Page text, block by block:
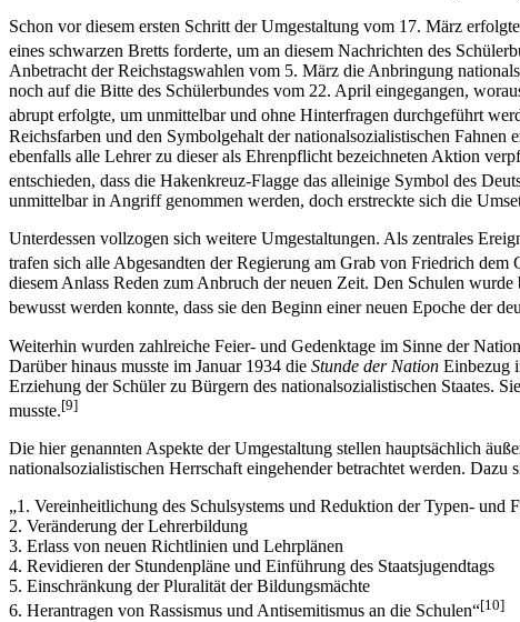
Schon vor diesem ersten Schritt der Umgestaltung vom 17. März
eines schwarzen Bretts forderte, um an diesem Nachrichten des
Anbetracht der Reichstagswahlen vom 5. März die Anbringung
noch auf die Bitte des Schülerbundes vom 22. April eingegangen,
abrupt erfolgte, um unmittelbar und ohne Hinterfragen durchgeführt
Reichsfarben und den Symbolgehalt der nationalsozialistischen
ebenfalls alle Lehrer zu dieser als Ehrenpflicht bezeichneten Aktion
entschieden, dass die Hakenkreuz-Flagge das alleinige Symbol des
unmittelbar in Angriff genommen werden, doch erstreckte sich die
Unterdessen vollzogen sich weitere Umgestaltungen. Als zentrales
trafen sich alle Abgesandten der Regierung am Grab von Friedrich
diesem Anlass Reden zum Anbruch der neuen Zeit. Den Schulen
bewusst werden konnte, dass sie den Beginn einer neuen Epoche der
Weiterhin wurden zahlreiche Feier- und Gedenktage im Sinne der
Darüber hinaus musste im Januar 1934 die Stunde der Nation Einbezug
Erziehung der Schüler zu Bürgern des nationalsozialistischen Staates.
musste.[9]
Die hier genannten Aspekte der Umgestaltung stellen hauptsächlich
nationalsozialistischen Herrschaft eingehender betrachtet werden.
„1. Vereinheitlichung des Schulsystems und Reduktion der Typen-
2. Veränderung der Lehrerbildung
3. Erlass von neuen Richtlinien und Lehrplänen
4. Revidieren der Stundenpläne und Einführung des Staatsjugendtags
5. Einschränkung der Pluralität der Bildungsmächte
6. Herantragen von Rassismus und Antisemitismus an die Schulen“[10]